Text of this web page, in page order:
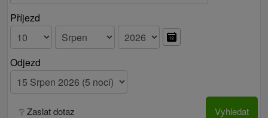
Příjezd
Odjezd
❔ Zaslat dotaz Vyhledat